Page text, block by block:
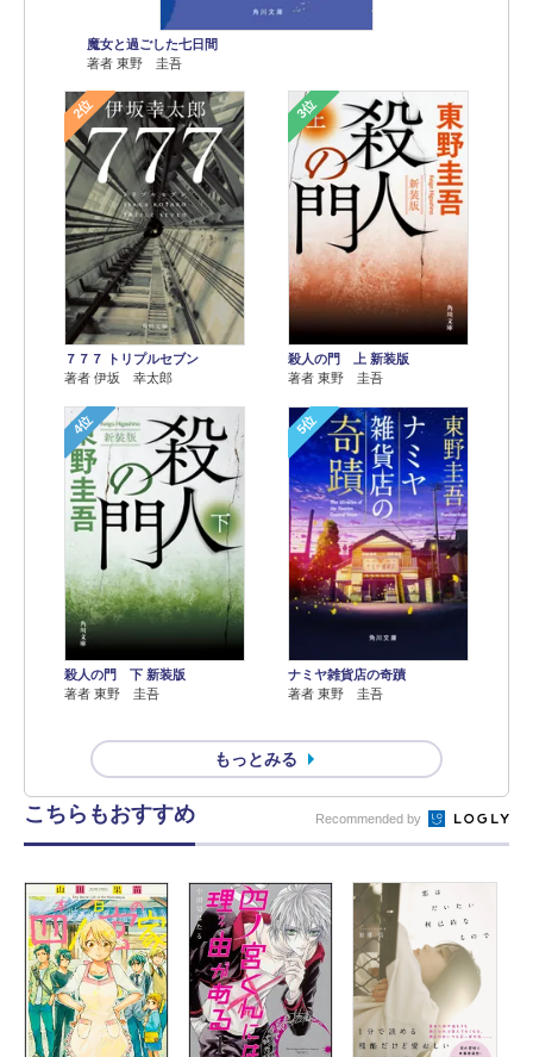
魔女と過ごした七日間
著者 東野 圭吾
2位
７７７ トリプルセブン
著者 伊坂 幸太郎
3位
殺人の門 上 新装版
著者 東野 圭吾
4位
殺人の門 下 新装版
著者 東野 圭吾
5位
ナミヤ雑貨店の奇蹟
著者 東野 圭吾
もっとみる
こちらもおすすめ Recommended by